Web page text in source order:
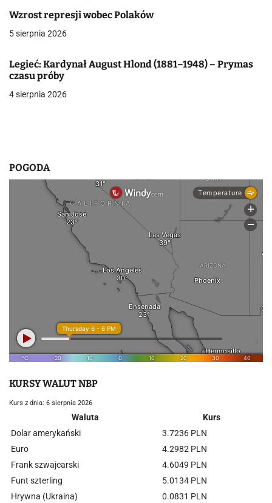
a
w
p
i
Wzrost represji wobec Polaków
5 sierpnia 2026
Legieć: Kardynał August Hlond (1881–1948) – Prymas
czasu próby
4 sierpnia 2026
POGODA
KURSY WALUT NBP
Kurs z dnia: 6 sierpnia 2026
Waluta
Kurs
Dolar amerykański
3.7236 PLN
Euro
4.2982 PLN
Frank szwajcarski
4.6049 PLN
Funt szterling
5.0134 PLN
Hrywna (Ukraina)
0.0831 PLN